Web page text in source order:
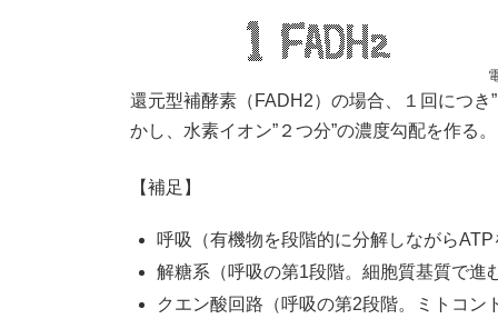
還元型補酵素（FADH2）の場合、１回につ
かし、水素イオン”２つ分”の濃度勾配を作る。
【補足】
呼吸（有機物を段階的に分解しながら
解糖系（呼吸の第1段階。細胞質基質で進
クエン酸回路（呼吸の第2段階。ミトコン